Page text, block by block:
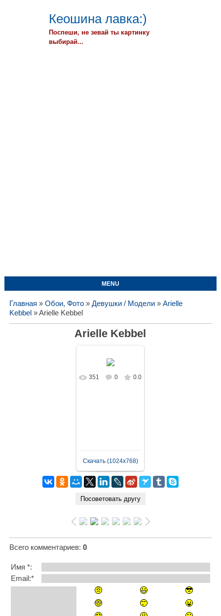
Кеошина лавка:)
Поспеши, не зевай ты картинку
выбирай...
MENU
Главная » Обои, Фото» Девушки / Модели» Arielle
Kebbel » Arielle Kebbel
Arielle Kebbel
В реальном
351 0 0.0
Скачать (1024x768)
Всего комментариев: 0
Имя *:
Email:*